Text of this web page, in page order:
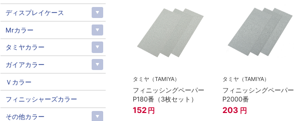
タミヤ（TAMIYA）
フィニッシングペーパー
P180番（3枚セット）
152 円
タミヤ（TAMIYA）
フィニッシングペーパー
P2000番
203 円
ディスプレイケース
Mrカラー
タミヤカラー
ガイアカラー
Ｖカラー
フィニッシャーズカラー
その他カラー